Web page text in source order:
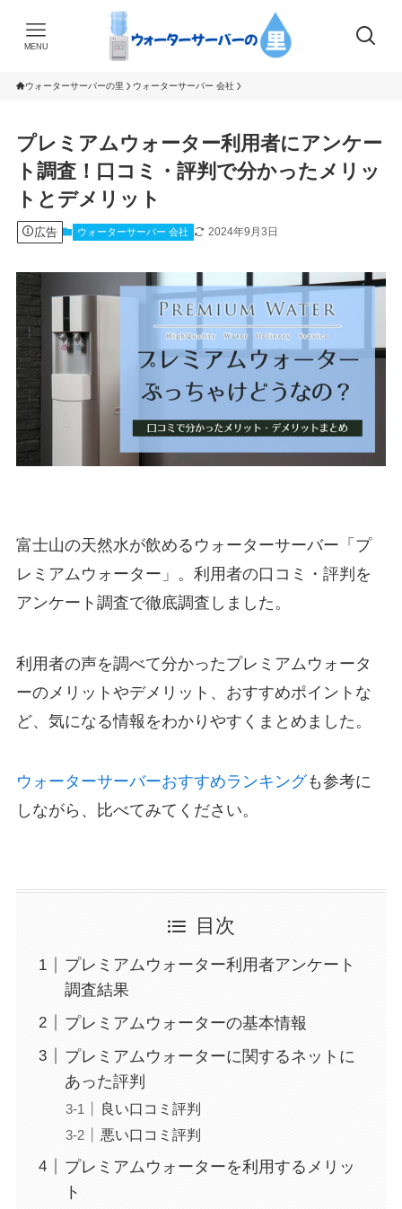
MENU
ウォーターサーバーの里 ウォーターサーバー 会社
プレミアムウォーター利用者にアンケー
ト調査！口コミ・評判で分かったメリッ
トとデメリット
広告 ウォーターサーバー 会社 2024年9月3日
富士山の天然水が飲めるウォーターサーバー「プ
レミアムウォーター」。利用者の口コミ・評判を
アンケート調査で徹底調査しました。
利用者の声を調べて分かったプレミアムウォータ
ーのメリットやデメリット、おすすめポイントな
ど、気になる情報をわかりやすくまとめました。
ウォーターサーバーおすすめランキングも参考に
しながら、比べてみてください。
目次
プレミアムウォーター利用者アンケート
調査結果
プレミアムウォーターの基本情報
プレミアムウォーターに関するネットに
あった評判
良い口コミ評判
悪い口コミ評判
プレミアムウォーターを利用するメリッ
ト